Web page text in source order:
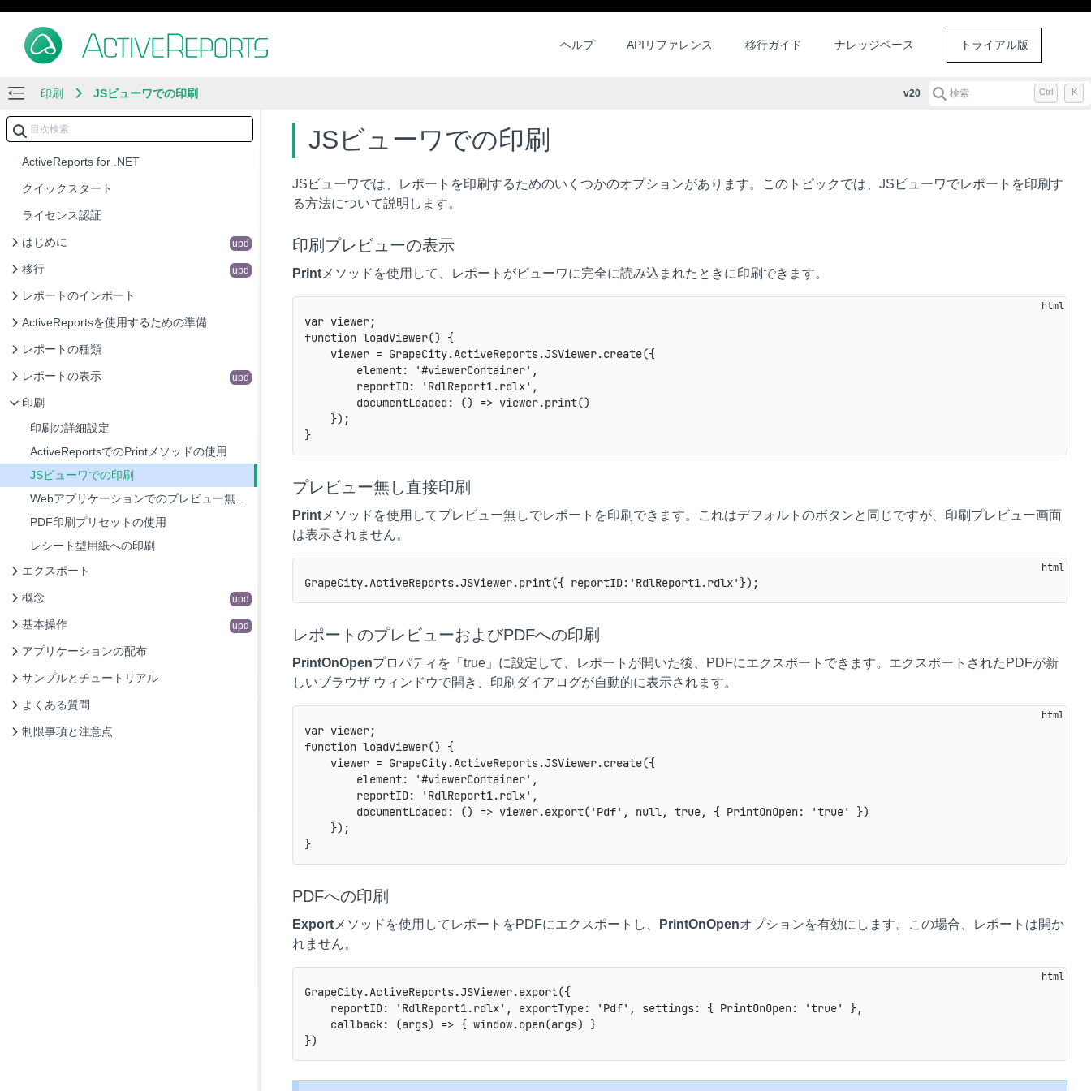
ヘルプ APIリファレンス 移行ガイド ナレッジベース トライアル版
印刷 JSビューワでの印刷 v20 検索 Ctrl K
ActiveReports for .NET
クイックスタート
ライセンス認証
はじめに upd
移行 upd
レポートのインポート
ActiveReportsを使用するための準備
レポートの種類
レポートの表示 upd
印刷
印刷の詳細設定
ActiveReportsでのPrintメソッドの使用
JSビューワでの印刷
Webアプリケーションでのプレビュー無し直接印刷の設定（Professional）
PDF印刷プリセットの使用
レシート型用紙への印刷
エクスポート
概念 upd
基本操作 upd
アプリケーションの配布
サンプルとチュートリアル
よくある質問
制限事項と注意点
JSビューワでの印刷
JSビューワでは、レポートを印刷するためのいくつかのオプションがあります。このトピックでは、JSビューワでレポートを印刷す
る方法について説明します。
印刷プレビューの表示
Print メソッドを使用して、レポートがビューワに完全に読み込まれたときに印刷できます。
var viewer;
function loadViewer() {
    viewer = GrapeCity.ActiveReports.JSViewer.create({
        element: '#viewerContainer',
        reportID: 'RdlReport1.rdlx',
        documentLoaded: () => viewer.print()
    });
}
プレビュー無し直接印刷
Print メソッドを使用してプレビュー無しでレポートを印刷できます。これはデフォルトのボタンと同じですが、印刷プレビュー画面
は表示されません。
レポートのプレビューおよびPDFへの印刷
PrintOnOpenプロパティを「true」に設定して、レポートが開いた後、PDFにエクスポートできます。エクスポートされたPDFが新
しいブラウザ ウィンドウで開き、印刷ダイアログが自動的に表示されます。
var viewer;
function loadViewer() {
    viewer = GrapeCity.ActiveReports.JSViewer.create({
        element: '#viewerContainer',
        reportID: 'RdlReport1.rdlx',
        documentLoaded: () => viewer.export('Pdf', null, true, { PrintOnOpen: 'true' })
    });
}
PDFへの印刷
Export メソッドを使用してレポートをPDFにエクスポートし、 PrintOnOpenオプションを有効にします。この場合、レポートは開か
れません。
GrapeCity.ActiveReports.JSViewer.export({
    reportID: 'RdlReport1.rdlx', exportType: 'Pdf', settings: { PrintOnOpen: 'true' },
    callback: (args) => { window.open(args) }